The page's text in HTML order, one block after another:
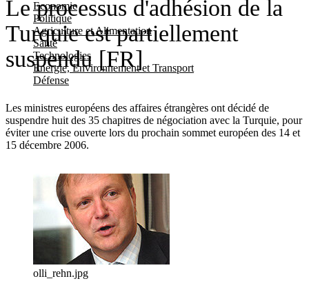
Economie
Politique
Agriculture et Alimentation
Santé
Technologies
Energie, Environnement et Transport
Défense
Le processus d'adhésion de la
Turquie est partiellement
suspendu [FR]
Les ministres européens des affaires étrangères ont décidé de
suspendre huit des 35 chapitres de négociation avec la Turquie, pour
éviter une crise ouverte lors du prochain sommet européen des 14 et
15 décembre 2006.
olli_rehn.jpg